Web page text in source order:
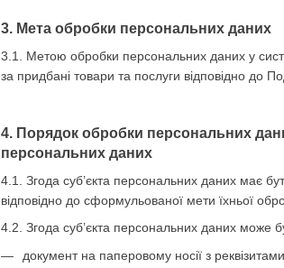
3. Мета обробки персональних даних
3.1. Метою обробки персональних даних у
за придбані товари та послуги відповідно до
4. Порядок обробки персональних
персональних даних
4.1. Згода суб’єкта персональних даних має
відповідно до сформульованої мети їхньої
4.2. Згода суб’єкта персональних даних може
документ на паперовому носії з